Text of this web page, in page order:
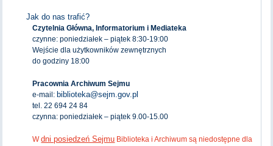
Jak do nas trafić?
Czytelnia Główna, Informatorium i Mediateka
czynne: poniedziałek – piątek 8:30-19:00
Wejście dla użytkowników zewnętrznych
do godziny 18:00
Pracownia Archiwum Sejmu
e-mail: biblioteka@sejm.gov.pl
tel. 22 694 24 84
czynna: poniedziałek – piątek 9.00-15.00
Wdni posiedzeń Sejmu Biblioteka i Archiwum są niedostępne dla